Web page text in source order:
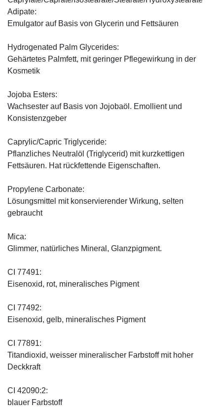
Adipate:
Emulgator auf Basis von Glycerin und Fettsäuren
Hydrogenated Palm Glycerides:
Gehärtetes Palmfett, mit geringer Pflegewirkung in der
Kosmetik
Jojoba Esters:
Wachsester auf Basis von Jojobaöl. Emollient und
Konsistenzgeber
Caprylic/Capric Triglyceride:
Pflanzliches Neutralöl (Triglycerid) mit kurzkettigen
Fettsäuren. Hat rückfettende Eigenschaften.
Propylene Carbonate:
Lösungsmittel mit konservierender Wirkung, selten
gebraucht
Mica:
Glimmer, natürliches Mineral, Glanzpigment.
CI 77491:
Eisenoxid, rot, mineralisches Pigment
CI 77492:
Eisenoxid, gelb, mineralisches Pigment
CI 77891:
Titandioxid, weisser mineralischer Farbstoff mit hoher
Deckkraft
CI 42090:2:
blauer Farbstoff